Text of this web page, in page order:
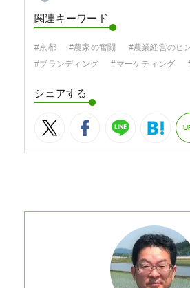
関連キーワード
#京都 #農家の奮闘
#農業経営のヒ
#ブランディング
#マーケティング
シェアする